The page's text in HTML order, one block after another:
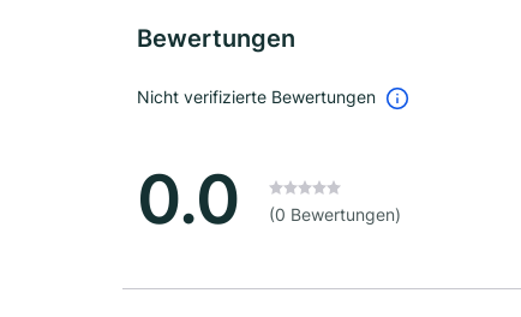
Bewertungen
Nicht verifizierte Bewertungen
0.0 (0 Bewertungen)